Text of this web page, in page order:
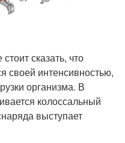
сказать, что
своей интенсивностью,
организма. В
колоссальный
выступает